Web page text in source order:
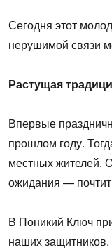
Сегодня этот
нерушимой связи
Растущая
Впервые
прошлом году.
местных жителей.
ожидания —
В Поникий Ключ
наших